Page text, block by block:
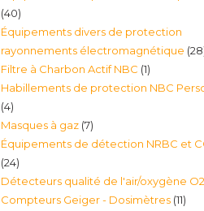
4040
produits
Équipements divers de protection
rayonnements électromagnétique 28
Filtre à Charbon Actif NBC 11
produit
Habillements de protection NBC
44
produits
Masques à gaz 77
produits
Équipements de détection NRBC et
2424
produits
Détecteurs qualité de l'air/oxygène O2
Compteurs Geiger - Dosimètres 1111